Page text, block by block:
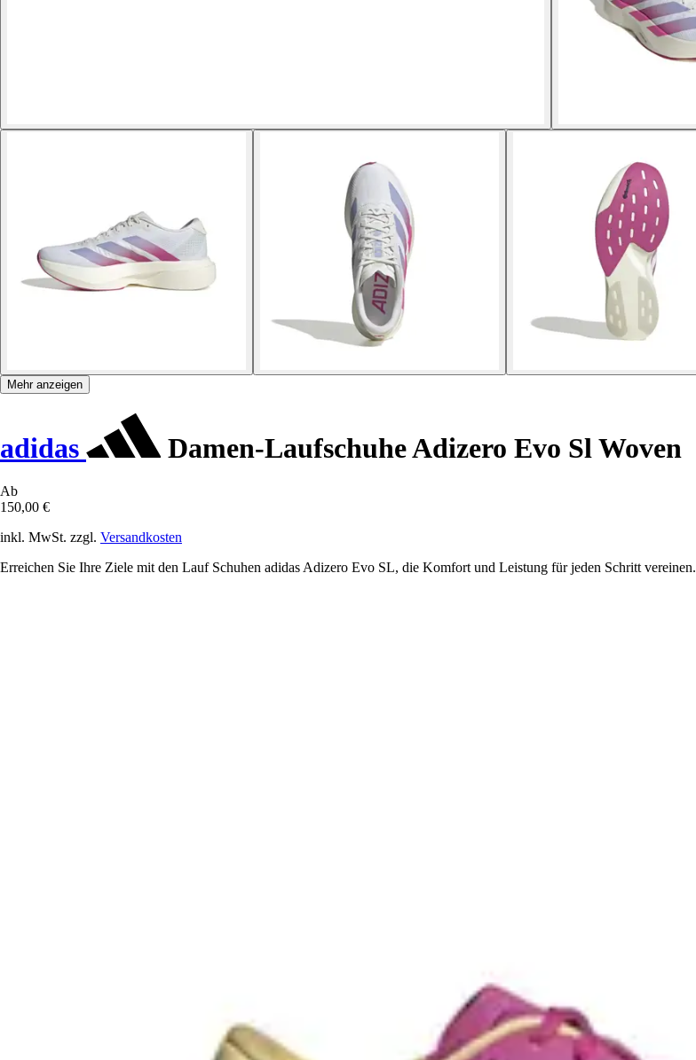
Mehr anzeigen
adidas Damen-Laufschuhe Adizero Evo Sl Woven
Ab
150,00 €
inkl. MwSt. zzgl. Versandkosten
Erreichen Sie Ihre Ziele mit den Lauf Schuhen adidas Adizero Evo SL, die Komfort und Leistung für jeden Schritt vereinen.